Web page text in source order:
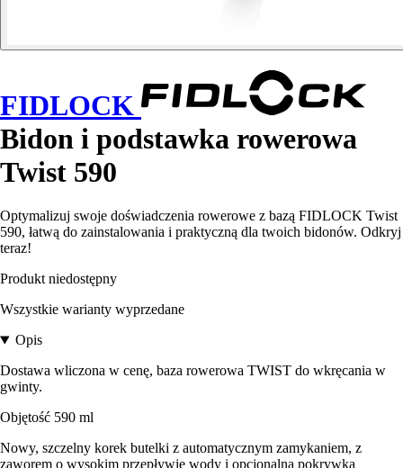
FIDLOCK
Bidon i podstawka rowerowa
Twist 590
Optymalizuj swoje doświadczenia rowerowe z bazą FIDLOCK Twist
590, łatwą do zainstalowania i praktyczną dla twoich bidonów. Odkryj
teraz!
Produkt niedostępny
Wszystkie warianty wyprzedane
Opis
Dostawa wliczona w cenę, baza rowerowa TWIST do wkręcania w
gwinty.
Objętość 590 ml
Nowy, szczelny korek butelki z automatycznym zamykaniem, z
zaworem o wysokim przepływie wody i opcjonalną pokrywką